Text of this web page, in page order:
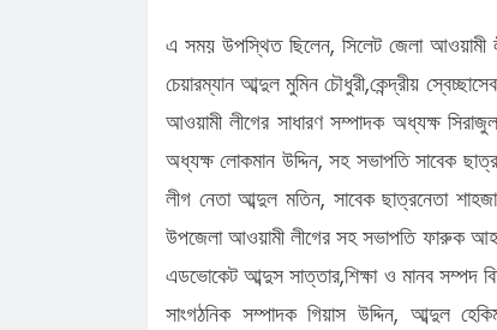
এ সময় উপস্থিত ছিলেন, সিলেট জেলা আওয়ামী
চেয়ারম্যান আব্দুল মুমিন চৌধুরী,কেন্দ্রীয়
আওয়ামী লীগের সাধারণ সম্পাদক অধ্যক্ষ
অধ্যক্ষ লোকমান উদ্দিন, সহ সভাপতি সাবেক
লীগ নেতা আব্দুল মতিন, সাবেক ছাত্রনেতা
উপজেলা আওয়ামী লীগের সহ সভাপতি ফারুক
এডভোকেট আব্দুস সাত্তার,শিক্ষা ও মানব সম্পদ
সাংগঠনিক সম্পাদক গিয়াস উদ্দিন, আব্দুল